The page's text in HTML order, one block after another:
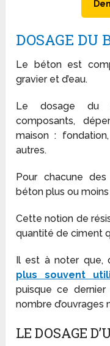
DOSAGE DU
Le béton est
gravier et d’eau.
Le dosage du
composants,
maison :
autres.
Pour chacune
béton plus ou
Cette notion de
quantité de ciment
Il est à noter que,
plus souvent
puisque ce
nombre d’ouvrages
LE DOSAGE